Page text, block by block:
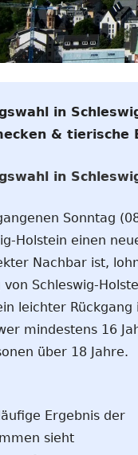
in
& tierische
in
Sonntag
Holstein einen
Nachbar ist,
von Schleswig-
leichter
mindestens 16
über 18 Jahre.
Ergebnis der
sieht